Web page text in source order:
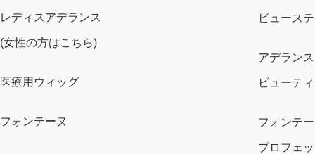
レディスアデランス
(女性の方はこちら)
医療用ウィッグ
フォンテーヌ
ビュース
アデランス
ビューテ
フォンテ
プロフェ